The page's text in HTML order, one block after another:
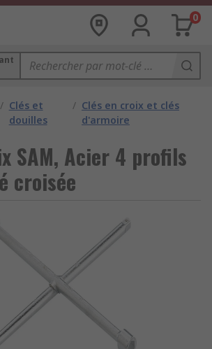
0
/ Clés et
douilles
/ Clés en croix et clés
d'armoire
SAM, Acier 4 profils
croisée